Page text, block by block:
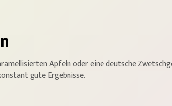
Äpfeln oder eine deutsche
gute Ergebnisse.